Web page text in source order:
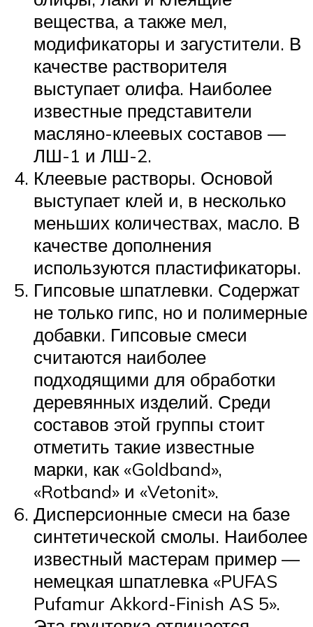
вещества, а также мел,
модификаторы и загустители. В
качестве растворителя
выступает олифа. Наиболее
известные представители
масляно-клеевых составов —
ЛШ-1 и ЛШ-2.
Клеевые растворы. Основой
выступает клей и, в несколько
меньших количествах, масло. В
качестве дополнения
используются пластификаторы.
Гипсовые шпатлевки. Содержат
не только гипс, но и полимерные
добавки. Гипсовые смеси
считаются наиболее
подходящими для обработки
деревянных изделий. Среди
составов этой группы стоит
отметить такие известные
марки, как «Goldband»,
«Rotband» и «Vetonit».
Дисперсионные смеси на базе
синтетической смолы. Наиболее
известный мастерам пример —
немецкая шпатлевка «PUFAS
Pufamur Akkord-Finish AS 5».